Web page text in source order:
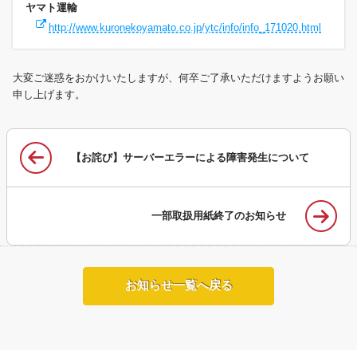
ヤマト運輸
http://www.kuronekoyamato.co.jp/ytc/info/info_171020.html
大変ご迷惑をおかけいたしますが、何卒ご了承いただけますようお願い
申し上げます。
【お詫び】サーバーエラーによる障害発生について
一部取扱用紙終了のお知らせ
お知らせ一覧へ戻る